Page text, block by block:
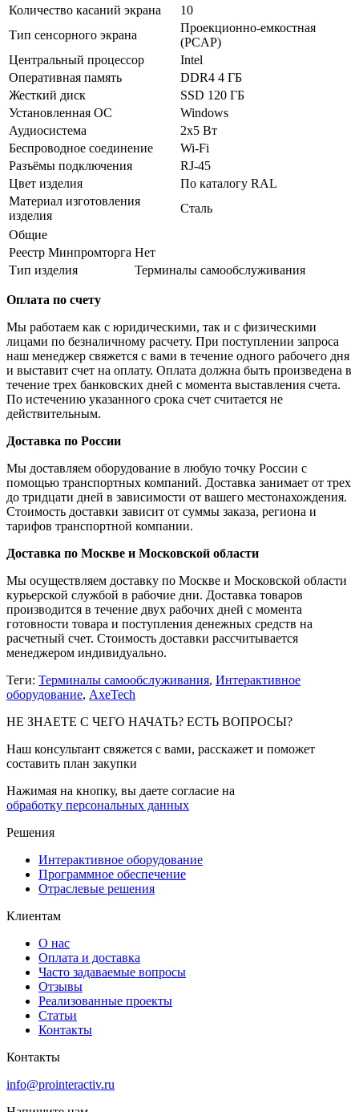
Количество касаний экрана
10
Тип сенсорного экрана
Проекционно-емкостная
(PCAP)
Центральный процессор
Intel
Оперативная память
DDR4 4 ГБ
Жесткий диск
SSD 120 ГБ
Установленная ОС
Windows
Аудиосистема
2х5 Вт
Беспроводное соединение
Wi-Fi
Разъёмы подключения
RJ-45
Цвет изделия
По каталогу RAL
Материал изготовления
изделия
Сталь
Общие
Реестр Минпромторга Нет
Тип изделия
Терминалы самообслуживания
Оплата по счету
Мы работаем как с юридическими, так и с физическими
лицами по безналичному расчету. При поступлении запроса
наш менеджер свяжется с вами в течение одного рабочего дня
и выставит счет на оплату. Оплата должна быть произведена в
течение трех банковских дней с момента выставления счета.
По истечению указанного срока счет считается не
действительным.
Доставка по России
Мы доставляем оборудование в любую точку России с
помощью транспортных компаний. Доставка занимает от трех
до тридцати дней в зависимости от вашего местонахождения.
Стоимость доставки зависит от суммы заказа, региона и
тарифов транспортной компании.
Доставка по Москве и Московской области
Мы осуществляем доставку по Москве и Московской области
курьерской службой в рабочие дни. Доставка товаров
производится в течение двух рабочих дней с момента
готовности товара и поступления денежных средств на
расчетный счет. Стоимость доставки рассчитывается
менеджером индивидуально.
Теги: Терминалы самообслуживания, Интерактивное
оборудование, AxeTech
НЕ ЗНАЕТЕ С ЧЕГО НАЧАТЬ? ЕСТЬ ВОПРОСЫ?
Наш консультант свяжется с вами, расскажет и поможет
составить план закупки
Нажимая на кнопку, вы даете согласие на
обработку персональных данных
Решения
Интерактивное оборудование
Программное обеспечение
Отраслевые решения
Клиентам
О нас
Оплата и доставка
Часто задаваемые вопросы
Отзывы
Реализованные проекты
Статьи
Контакты
Контакты
info@prointeractiv.ru